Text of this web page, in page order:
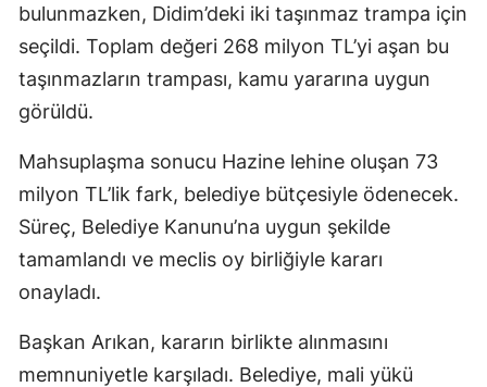
bulunmazken, Didim’deki iki taşınmaz trampa için
seçildi. Toplam değeri 268 milyon TL’yi aşan bu
taşınmazların trampası, kamu yararına uygun
görüldü.
Mahsuplaşma sonucu Hazine lehine oluşan 73
milyon TL’lik fark, belediye bütçesiyle ödenecek.
Süreç, Belediye Kanunu’na uygun şekilde
tamamlandı ve meclis oy birliğiyle kararı
onayladı.
Başkan Arıkan, kararın birlikte alınmasını
memnuniyetle karşıladı. Belediye, mali yükü